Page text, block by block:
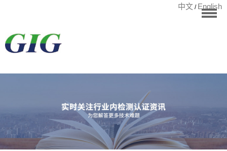
检测项目
客户案例
资讯中心
中文 / English